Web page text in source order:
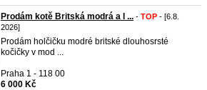
Prodám kotě Britská modrá a l ... - TOP - [6.8.
2026]
Prodám holčičku modré britské dlouhosrsté
kočičky v mod ...
Praha 1 - 118 00
6 000 Kč